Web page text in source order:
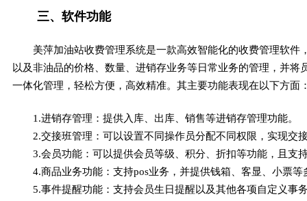
三、软件功能
美萍加油站收费管理系统是一款高效智能化的收费管理软
以及非油品的价格、数量、进销存业务等日常业务的管理，并
一体化管理，轻松方便，高效精准。其主要功能表现在以下方面
1.进销存管理：提供入库、出库、销售等进销存管理功能。
2.交接班管理：可以设置不同操作员分配不同权限，实现交
3.会员功能：可以提供会员等级、积分、折扣等功能，且支
4.商品业务功能：支持pos业务，并提供钱箱、客显、小票等
5.事件提醒功能：支持会员生日提醒以及其他各项自定义事